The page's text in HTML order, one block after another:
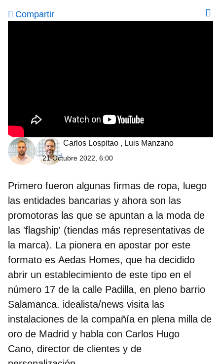
Compartir
Carlos Lospitao , Luis Manzano
21 Octubre 2022, 6:00
Primero fueron algunas firmas de ropa, luego
las entidades bancarias y ahora son las
promotoras las que se apuntan a la moda de
las 'flagship' (tiendas más representativas de
la marca). La pionera en apostar por este
formato es Aedas Homes, que ha decidido
abrir un establecimiento de este tipo en el
número 17 de la calle Padilla, en pleno barrio
Salamanca. idealista/news visita las
instalaciones de la compañía en plena milla de
oro de Madrid y habla con Carlos Hugo
Cano, director de clientes y de